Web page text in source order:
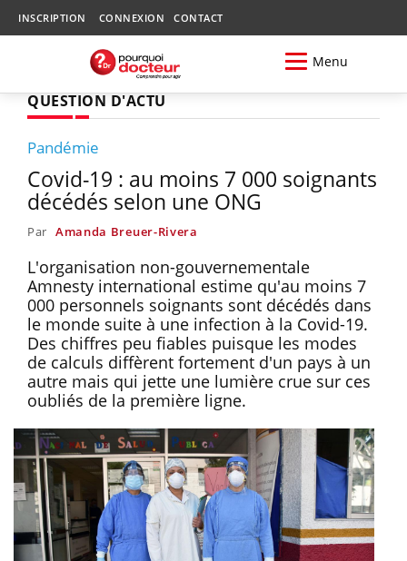
INSCRIPTION CONNEXION CONTACT
Menu
QUESTION D'ACTU
Pandémie
Covid-19 : au moins 7 000 soignants
décédés selon une ONG
Par Amanda Breuer-Rivera
L'organisation non-gouvernementale
Amnesty international estime qu'au moins 7
000 personnels soignants sont décédés dans
le monde suite à une infection à la Covid-19.
Des chiffres peu fiables puisque les modes
de calculs diffèrent fortement d'un pays à un
autre mais qui jette une lumière crue sur ces
oubliés de la première ligne.